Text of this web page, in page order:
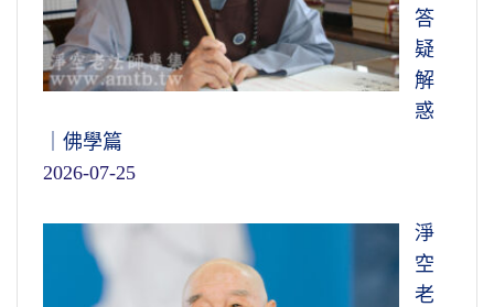
答
疑
解
惑
｜佛學篇
2026-07-25
淨
空
老